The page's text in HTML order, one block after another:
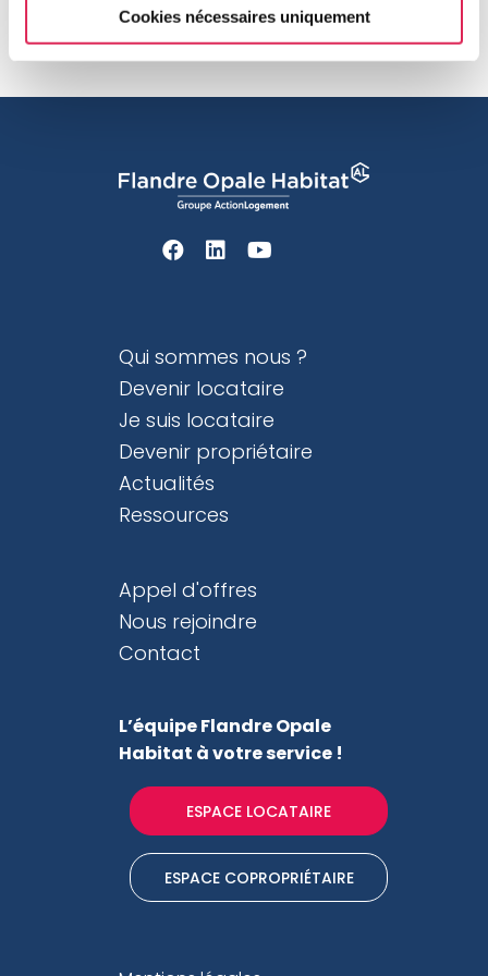
Cookies nécessaires uniquement
Qui sommes nous ?
Devenir locataire
Je suis locataire
Devenir propriétaire
Actualités
Ressources
Appel d'offres
Nous rejoindre
Contact
L’équipe Flandre Opale
Habitat à votre service !
ESPACE LOCATAIRE
ESPACE COPROPRIÉTAIRE